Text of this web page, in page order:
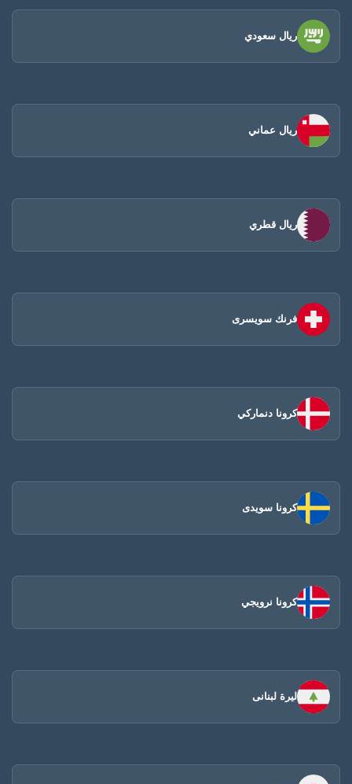
ريال سعودي
ريال عماني
ريال قطري
فرنك سويسرى
كرونا دنماركي
كرونا سويدى
كرونا نرويجي
ليرة لبنانى